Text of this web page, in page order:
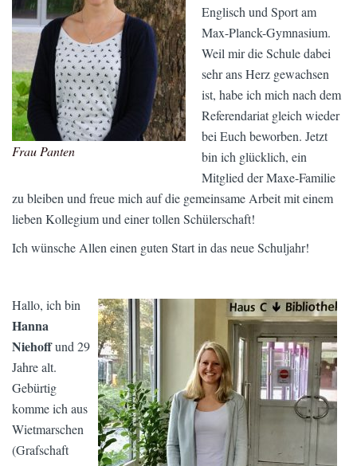
Frau Panten
Englisch und Sport am
Max-Planck-Gymnasium.
Weil mir die Schule dabei
sehr ans Herz gewachsen
ist, habe ich mich nach dem
Referendariat gleich wieder
bei Euch beworben. Jetzt
bin ich glücklich, ein
Mitglied der Maxe-Familie
zu bleiben und freue mich auf die gemeinsame Arbeit mit einem
lieben Kollegium und einer tollen Schülerschaft!
Ich wünsche Allen einen guten Start in das neue Schuljahr!
Hallo, ich bin
Hanna
Niehoffund 29
Jahre alt.
Gebürtig
komme ich aus
Wietmarschen
(Grafschaft